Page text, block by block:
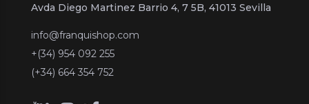
Avda Diego Martinez Barrio 4, 7 5B, 41013 Sevilla
info@franquishop.com
+(34) 954 092 255
(+34) 664 354 752